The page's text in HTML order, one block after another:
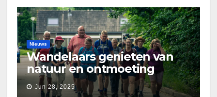
Nieuws
Wandelaars genieten van
natuur en ontmoeting
tijdens Etapperonde
Pronkjewailpad
Jun 28, 2025